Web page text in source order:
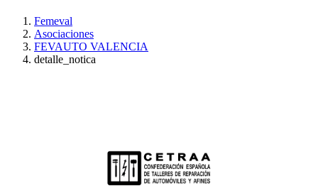
Femeval
Asociaciones
FEVAUTO VALENCIA
detalle_notica